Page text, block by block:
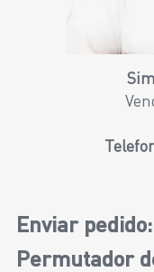
Enviar pedido:
Permutador